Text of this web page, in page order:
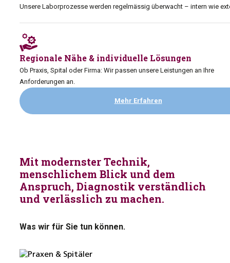
Unsere Laborprozesse werden regelmässig überwacht – intern wie
Regionale Nähe & individuelle Lösungen
Ob Praxis, Spital oder Firma: Wir passen unsere Leistungen an Ihre
Anforderungen an.
Mehr Erfahren
Mit modernster Technik,
menschlichem Blick und dem
Anspruch, Diagnostik verständlich
und verlässlich zu machen.
Was wir für Sie tun können.